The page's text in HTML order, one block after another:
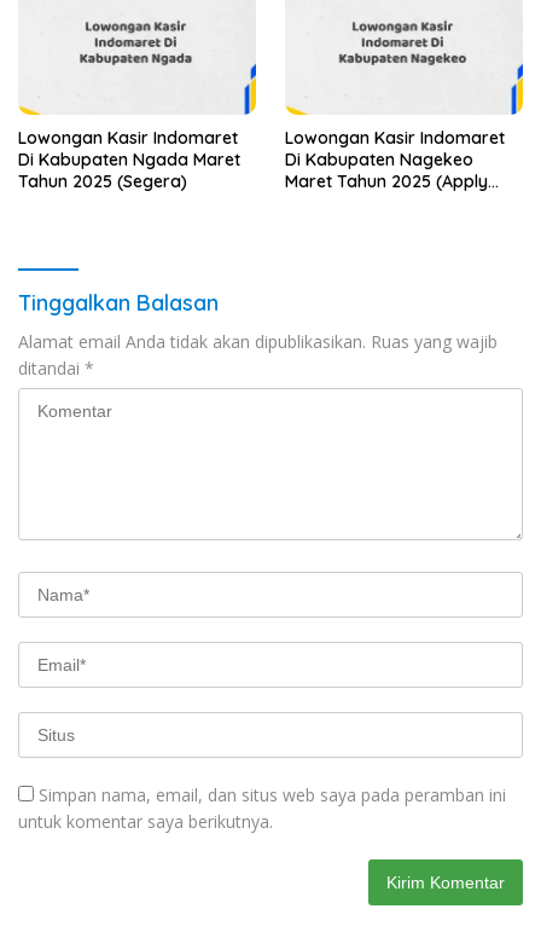
Lowongan Kasir Indomaret
Di Kabupaten Ngada Maret
Tahun 2025 (Segera)
Lowongan Kasir Indomaret
Di Kabupaten Nagekeo
Maret Tahun 2025 (Apply
Tinggalkan Balasan
Alamat email Anda tidak akan dipublikasikan. Ruas yang wajib
ditandai *
Simpan nama, email, dan situs web saya pada peramban ini
untuk komentar saya berikutnya.